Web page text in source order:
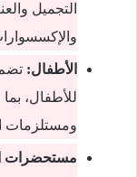
التجميل
الأطفال:
للأطفال،
ومستلزمات
مستحضرات